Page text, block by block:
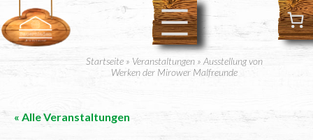
Startseite » Veranstaltungen »Ausstellung von
Werken der Mirower Malfreunde
« Alle Veranstaltungen